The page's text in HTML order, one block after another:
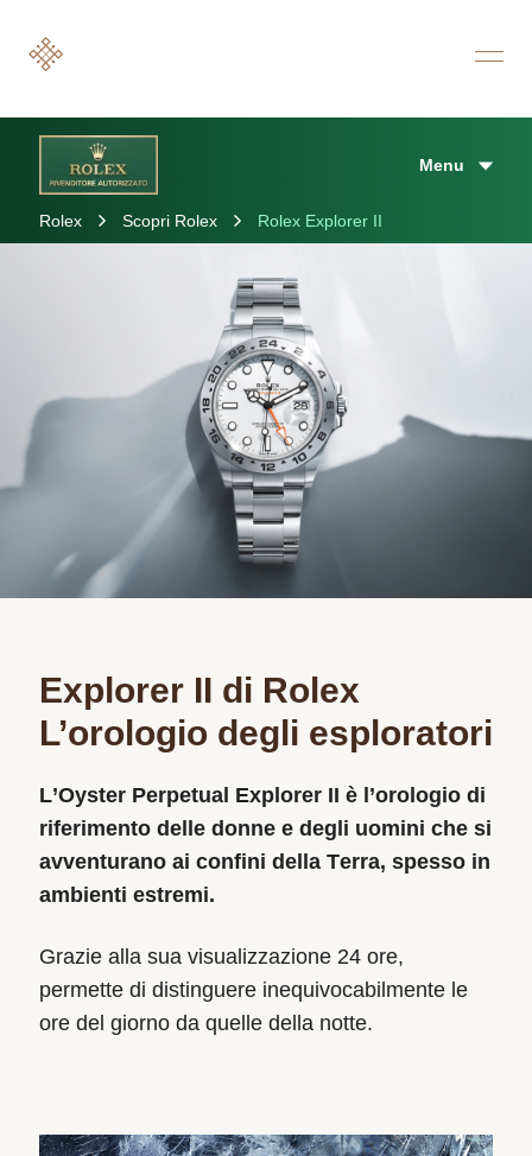
Menu
Rolex Scopri Rolex Rolex Explorer II
Explorer II di Rolex
L’orologio degli esploratori
L’Oyster Perpetual Explorer II è l’orologio di
riferimento delle donne e degli uomini che si
avventurano ai confini della Terra, spesso in
ambienti estremi.
Grazie alla sua visualizzazione 24 ore,
permette di distinguere inequivocabilmente le
ore del giorno da quelle della notte.